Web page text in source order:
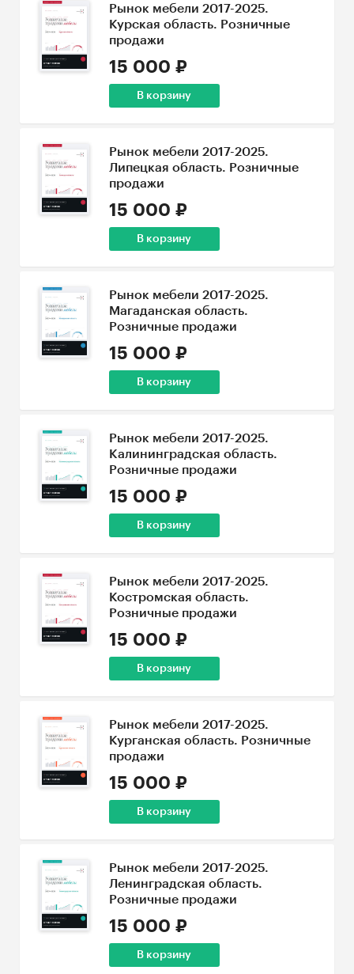
Рынок мебели 2017-2025.
Курская область. Розничные
продажи
15 000 ₽
В корзину
Рынок мебели 2017-2025.
Липецкая область. Розничные
продажи
15 000 ₽
В корзину
Рынок мебели 2017-2025.
Магаданская область.
Розничные продажи
15 000 ₽
В корзину
Рынок мебели 2017-2025.
Калининградская область.
Розничные продажи
15 000 ₽
В корзину
Рынок мебели 2017-2025.
Костромская область.
Розничные продажи
15 000 ₽
В корзину
Рынок мебели 2017-2025.
Курганская область. Розничные
продажи
15 000 ₽
В корзину
Рынок мебели 2017-2025.
Ленинградская область.
Розничные продажи
15 000 ₽
В корзину